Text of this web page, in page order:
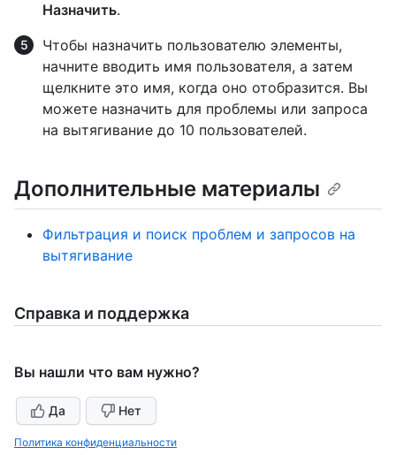
Назначить.
Чтобы назначить пользователю элементы,
начните вводить имя пользователя, а затем
щелкните это имя, когда оно отобразится. Вы
можете назначить для проблемы или запроса
на вытягивание до 10 пользователей.
Дополнительные материалы
Фильтрация и поиск проблем и запросов на
вытягивание
Справка и поддержка
Вы нашли что вам нужно?
Да Нет
Политика конфиденциальности